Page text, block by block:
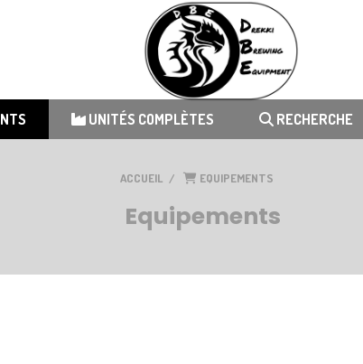
UNITÉS COMPLÈTES RECHERCHE
ACCUEIL EQUIPEMENTS
Equipements